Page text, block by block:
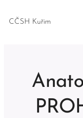
CČSH Kuřim